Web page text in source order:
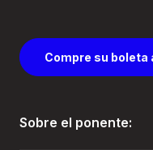
Compre su boleta
Sobre el ponente: